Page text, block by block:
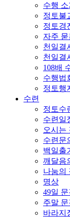
수행 소
정토불
정토경
자주
천일결
천일결
108배
수행법
정토행
수련
정토수
수련일
오시는
수련문
백일출
깨달음
나눔의
명상
49일 문
주말 문
바라지